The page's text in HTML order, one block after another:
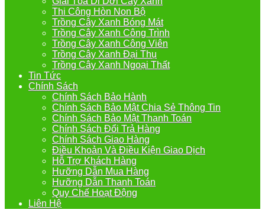
Thi Công Hòn Non Bộ
Trồng Cây Xanh Bóng Mát
Trồng Cây Xanh Công Trình
Trồng Cây Xanh Công Viên
Trồng Cây Xanh Đại Thụ
Trồng Cây Xanh Ngoại Thất
Tin Tức
Chính Sách
Chính Sách Bảo Hành
Chính Sách Bảo Mật Chia Sẻ Thông Tin
Chính Sách Bảo Mật Thanh Toán
Chính Sách Đổi Trả Hàng
Chính Sách Giao Hàng
Điều Khoản Và Điều Kiện Giao Dịch
Hỗ Trợ Khách Hàng
Hưỡng Dẫn Mua Hàng
Hưỡng Dẫn Thanh Toán
Quy Chế Hoạt Động
Liên Hệ